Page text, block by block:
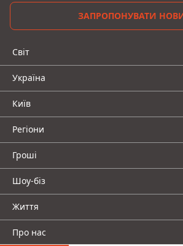
ЗАПРОПОНУВАТИ
Світ
Україна
Київ
Регіони
Гроші
Шоу-біз
Життя
Про нас